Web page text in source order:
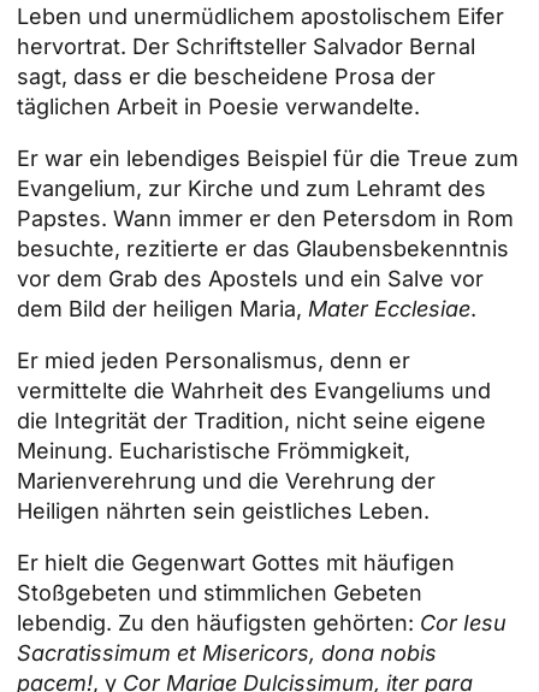
Leben und unermüdlichem apostolischem Eifer
hervortrat. Der Schriftsteller Salvador Bernal
sagt, dass er die bescheidene Prosa der
täglichen Arbeit in Poesie verwandelte.
Er war ein lebendiges Beispiel für die Treue zum
Evangelium, zur Kirche und zum Lehramt des
Papstes. Wann immer er den Petersdom in Rom
besuchte, rezitierte er das Glaubensbekenntnis
vor dem Grab des Apostels und ein Salve vor
dem Bild der heiligen Maria, Mater Ecclesiae.
Er mied jeden Personalismus, denn er
vermittelte die Wahrheit des Evangeliums und
die Integrität der Tradition, nicht seine eigene
Meinung. Eucharistische Frömmigkeit,
Marienverehrung und die Verehrung der
Heiligen nährten sein geistliches Leben.
Er hielt die Gegenwart Gottes mit häufigen
Stoßgebeten und stimmlichen Gebeten
lebendig. Zu den häufigsten gehörten: Cor Iesu
Sacratissimum et Misericors, dona nobis
pacem!, y Cor Mariae Dulcissimum, iter para